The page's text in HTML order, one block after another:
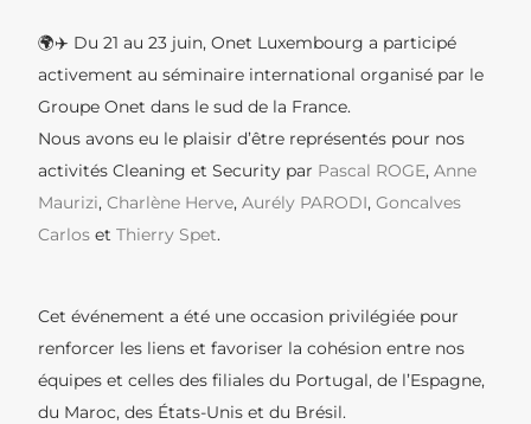
🌍✈️ Du 21 au 23 juin, Onet Luxembourg a participé
activement au séminaire international organisé par le
Groupe Onet dans le sud de la France.
Nous avons eu le plaisir d’être représentés pour nos
activités Cleaning et Security par Pascal ROGE, Anne
Maurizi, Charlène Herve, Aurély PARODI, Goncalves
Carlos et Thierry Spet.
Cet événement a été une occasion privilégiée pour
renforcer les liens et favoriser la cohésion entre nos
équipes et celles des filiales du Portugal, de l’Espagne,
du Maroc, des États-Unis et du Brésil.